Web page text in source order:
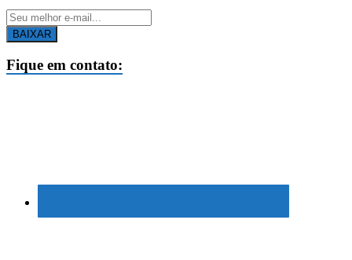
BAIXAR
Fique em contato: